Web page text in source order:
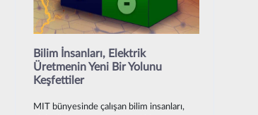
Bilim İnsanları, Elektrik
Üretmenin Yeni Bir Yolunu
Keşfettiler
MIT bünyesinde çalışan bilim insanları,